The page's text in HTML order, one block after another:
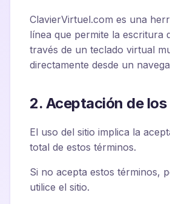
ClavierVirtuel.com es una
línea que permite la escritura
través de un teclado virtual
directamente desde un
2. Aceptación de
El uso del sitio implica la
total de estos términos.
Si no acepta estos términos,
utilice el sitio.